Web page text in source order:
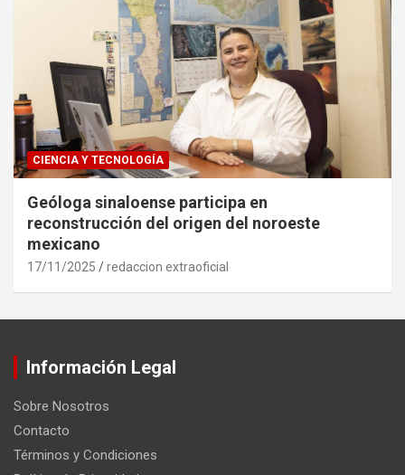
CIENCIA Y TECNOLOGÍA
Geóloga sinaloense participa en
reconstrucción del origen del noroeste
mexicano
17/11/2025 redaccion extraoficial
Información Legal
Sobre Nosotros
Contacto
Términos y Condiciones